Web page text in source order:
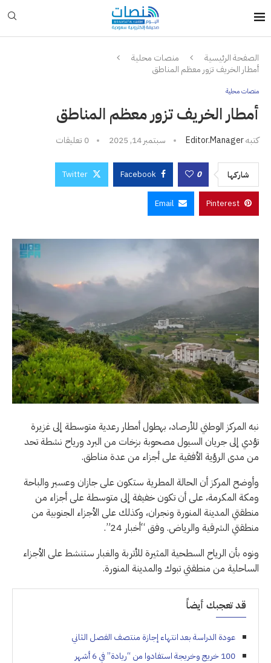
الصفحة الرئيسية
منصات محلية
أمطار الخريف تزور معظم المناطق
منصات محلية
أمطار الخريف تزور معظم المناطق
كتبهEditor.manager سبتمبر 14, 2025 0 تعليقات
شاركها 0
Facebook
Twitter
Pinterest
Email
نبه المركز الوطني للأرصاد، بهطول أمطار رعدية متوسطة إلى غزيرة
تؤدي إلى جريان السيول مصحوبة بزخات من البرد ورياح نشطة تحد
من مدى الرؤية الأفقية على أجزاء من عدة مناطق.
وأوضح المركز أن الحالة المطرية ستكون على جازان وعسير والباحة
ومكة المكرمة، على أن تكون خفيفة إلى متوسطة على أجزاء من
منطقتي المدينة المنورة ونجران، وكذلك على الأجزاء الجنوبية من
منطقتي الشرقية والرياض. وفق “أخبار 24”.
ونوه بأن الرياح السطحية المثيرة للأتربة والغبار ستنشط على الأجزاء
الساحلية من منطقتي تبوك والمدينة المنورة.
قد تعجبك أيضاً
عودة الدراسة بعد انتهاء إجازة منتصف الفصل الثاني
100 خريج وخريجة استفادوا من “ريادة” في 6 أشهر